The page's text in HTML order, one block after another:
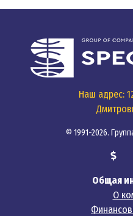
Наш адрес:
© 1991-2026.
Общая
О